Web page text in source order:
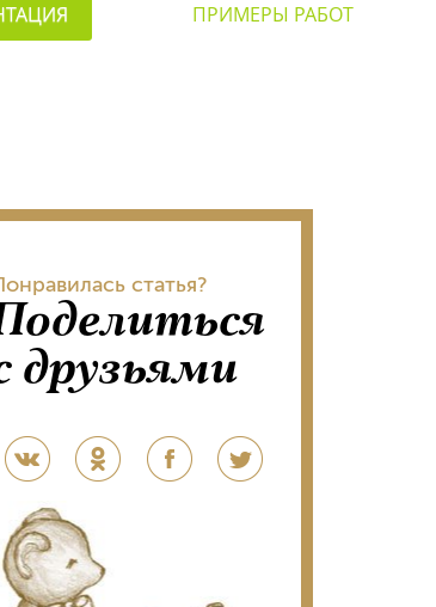
ПРИМЕРЫ РАБОТ
статья?
друзьями